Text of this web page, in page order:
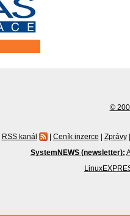
©
RSS kanál | Ceník inzerce | Zprávy |
SystemNEWS (newsletter):